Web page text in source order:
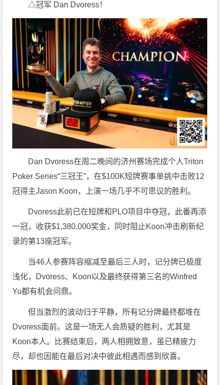
△冠军 Dan Dvoress！
Dan Dvoress在周二晚间的济州赛场完成个人Triton
Poker Series“三冠王”，在$100K短牌赛事单挑中击败12
冠得主Jason Koon，上演一场几乎不可思议的胜利。
Dvoress此前已在短牌和PLO项目中夺冠，此番再添
一冠，收获$1,380,000奖金，同时阻止Koon冲击刷新纪
录的第13座冠军。
当46人参赛阵容缩减至最后三人时，记分牌已极度
浅化，Dvoress、Koon以及最终获得第三名的Winfred
Yu都有机会问鼎。
但当激烈的波动归于平静，所有记分牌最终都堆在
Dvoress面前。这是一场无人会质疑的胜利，尤其是
Koon本人。比赛结束后，两人相拥致意，虽已精疲力
尽，却也因能在最后对决中彼此相遇而感到欣喜。